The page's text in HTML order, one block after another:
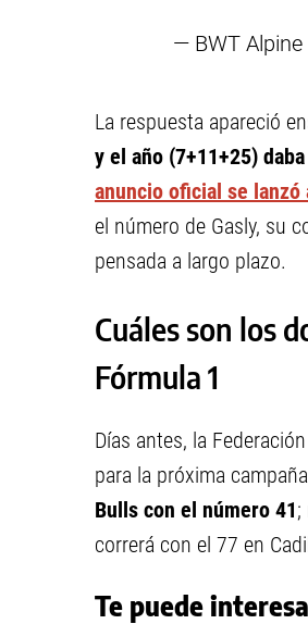
— BWT
La respuesta apareció
y el año (7+11+25)
anuncio oficial se lanzó
el número de Gasly, su
pensada a largo plazo.
Cuáles son los
Fórmula 1
Días antes, la
para la próxima
Bulls con el número 41;
correrá con el 77 en
Te puede